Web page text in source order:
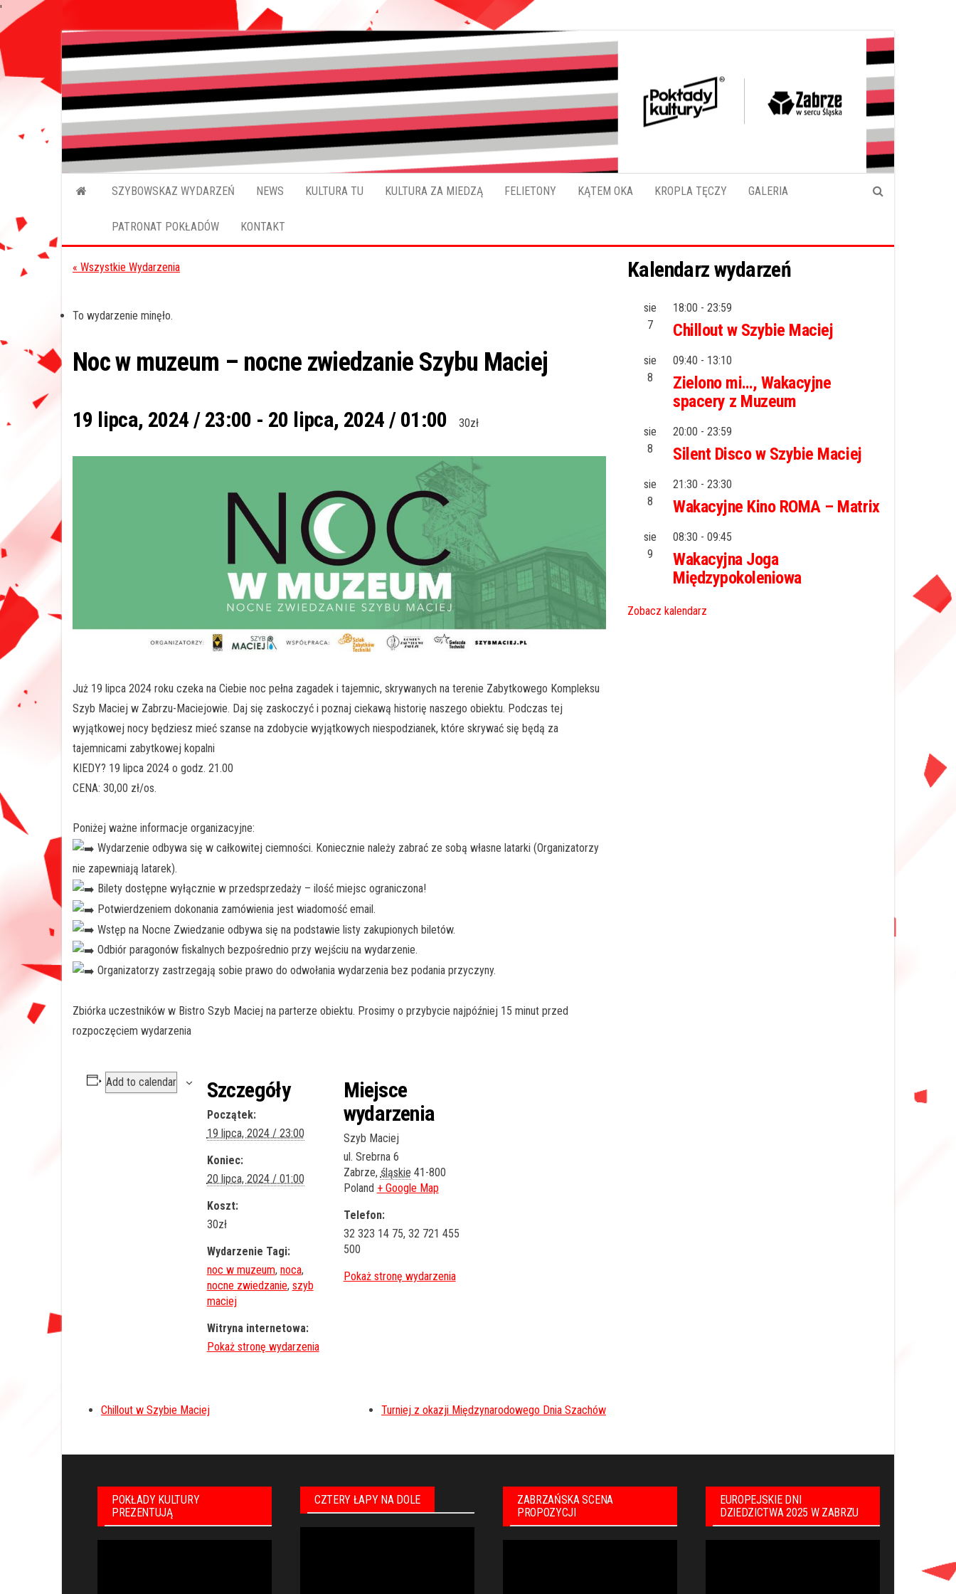
'
do
treści
Pokładykultury.eu
SZYBOWSKAZ WYDARZEŃ NEWS KULTURA TU KULTURA ZA MIEDZĄ FELIETONY KĄTEM OKA KROPLA TĘCZY GALERIA
PATRONAT POKŁADÓW KONTAKT
« Wszystkie Wydarzenia
To wydarzenie minęło.
Noc w muzeum – nocne zwiedzanie Szybu Maciej
19 lipca, 2024 / 23:00 - 20 lipca, 2024 / 01:00 30zł
Już 19 lipca 2024 roku czeka na Ciebie noc pełna zagadek i tajemnic, skrywanych na terenie Zabytkowego Kompleksu
Szyb Maciej w Zabrzu-Maciejowie. Daj się zaskoczyć i poznaj ciekawą historię naszego obiektu. Podczas tej
wyjątkowej nocy będziesz mieć szanse na zdobycie wyjątkowych niespodzianek, które skrywać się będą za
tajemnicami zabytkowej kopalni
KIEDY? 19 lipca 2024 o godz. 21.00
CENA: 30,00 zł/os.
Poniżej ważne informacje organizacyjne:
Wydarzenie odbywa się w całkowitej ciemności. Koniecznie należy zabrać ze sobą własne latarki (Organizatorzy
nie zapewniają latarek).
Bilety dostępne wyłącznie w przedsprzedaży – ilość miejsc ograniczona!
Potwierdzeniem dokonania zamówienia jest wiadomość email.
Wstęp na Nocne Zwiedzanie odbywa się na podstawie listy zakupionych biletów.
Odbiór paragonów fiskalnych bezpośrednio przy wejściu na wydarzenie.
Organizatorzy zastrzegają sobie prawo do odwołania wydarzenia bez podania przyczyny.
Zbiórka uczestników w Bistro Szyb Maciej na parterze obiektu. Prosimy o przybycie najpóźniej 15 minut przed
rozpoczęciem wydarzenia
Add to calendar Szczegóły
Początek:
19 lipca, 2024 / 23:00
Koniec:
20 lipca, 2024 / 01:00
Koszt:
30zł
Wydarzenie Tagi:
noc w muzeum, noca,
nocne zwiedzanie, szyb
maciej
Witryna internetowa:
Miejsce
wydarzenia
Szyb Maciej
ul. Srebrna 6
Zabrze, śląskie 41-800
Poland + Google Map
Telefon:
32 323 14 75, 32 721 455
500
Chillout w Szybie Maciej Turniej z okazji Międzynarodowego Dnia Szachów
Kalendarz wydarzeń
sie
7
18:00 - 23:59
Chillout w Szybie Maciej
sie
8
09:40 - 13:10
Zielono mi…, Wakacyjne
spacery z Muzeum
sie
8
20:00 - 23:59
Silent Disco w Szybie Maciej
sie
8
21:30 - 23:30
Wakacyjne Kino ROMA – Matrix
sie
9
08:30 - 09:45
Wakacyjna Joga
Międzypokoleniowa
Zobacz kalendarz
POKŁADY KULTURY
PREZENTUJĄ
CZTERY ŁAPY NA DOLE
ZABRZAŃSKA SCENA
PROPOZYCJI
EUROPEJSKIE DNI
DZIEDZICTWA 2025 W ZABRZU